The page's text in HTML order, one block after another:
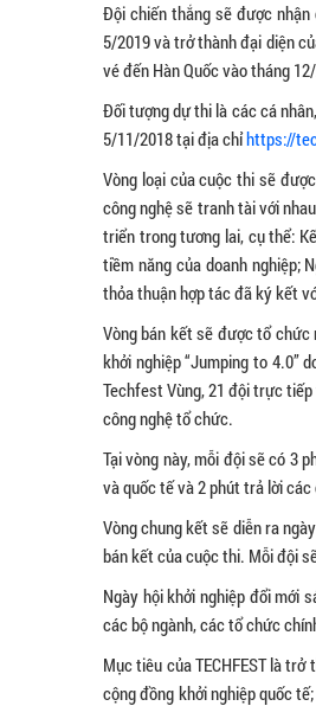
Đội chiến thắng sẽ được nhận
5/2019 và trở thành đại diện
vé đến Hàn Quốc vào tháng
Đối tượng dự thi là các cá
5/11/2018 tại địa chỉhttps://
Vòng loại của cuộc thi sẽ
công nghệ sẽ tranh tài với
triển trong tương lai, cụ thể:
tiềm năng của doanh nghiệp;
thỏa thuận hợp tác đã ký kết
Vòng bán kết sẽ được tổ chức
khởi nghiệp “Jumping to 4.0”
Techfest Vùng, 21 đội trực
công nghệ tổ chức.
Tại vòng này, mỗi đội sẽ có 3
và quốc tế và 2 phút trả lời
Vòng chung kết sẽ diễn ra
bán kết của cuộc thi. Mỗi đội
Ngày hội khởi nghiệp đổi mới
các bộ ngành, các tổ chức
Mục tiêu của TECHFEST là
cộng đồng khởi nghiệp quốc